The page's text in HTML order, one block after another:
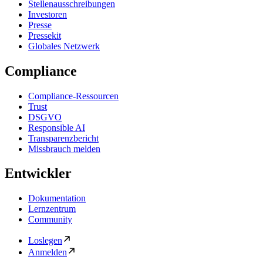
Stellenausschreibungen
Investoren
Presse
Pressekit
Globales Netzwerk
Compliance
Compliance-Ressourcen
Trust
DSGVO
Responsible AI
Transparenzbericht
Missbrauch melden
Entwickler
Dokumentation
Lernzentrum
Community
Loslegen
Anmelden